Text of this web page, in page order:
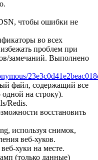
чтобы ошибки не
во всех
проблем при
замечаний. Выполнено
файл, содержащий все
одной на строку).
Redis.
восстановить
используя снимок,
веб-хуков.
хуки на месте.
(только данные)